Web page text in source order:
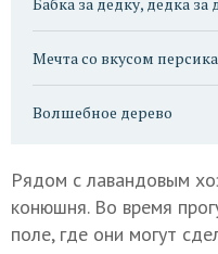
Мечта со вкусом персика
Волшебное дерево
Рядом с лавандовым
конюшня. Во время
поле, где они могут